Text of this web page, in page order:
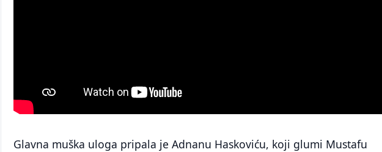
Glavna muška uloga pripala je Adnanu Haskoviću, koji glumi Mustafu